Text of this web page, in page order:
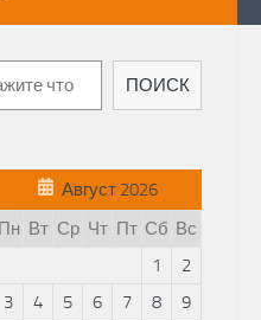
ПОИСК
Август 2026
Пн Вт Ср Чт Пт Сб Вс
1
2
3
4 5 6 7 8
9